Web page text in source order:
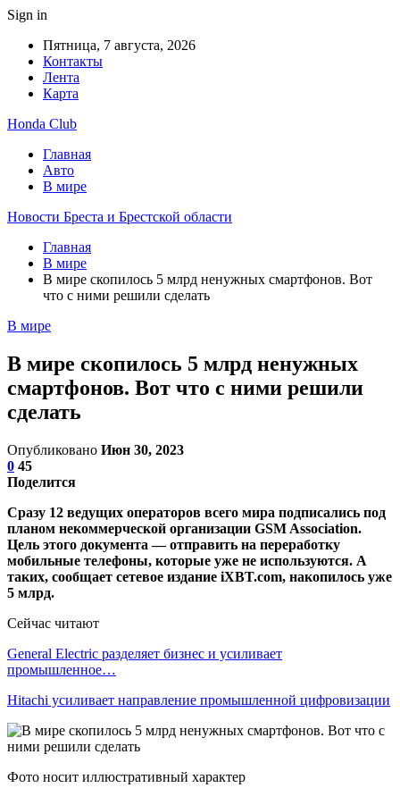
Sign in
Пятница, 7 августа, 2026
Контакты
Лента
Карта
Honda Club
Главная
Авто
В мире
Новости Бреста и Брестской области
Главная
В мире
В мире скопилось 5 млрд ненужных смартфонов. Вот
что с ними решили сделать
В мире
В мире скопилось 5 млрд ненужных
смартфонов. Вот что с ними решили
сделать
Опубликовано Июн 30, 2023
0 45
Поделится
Сразу 12 ведущих операторов всего мира подписались под
планом некоммерческой организации GSM Association.
Цель этого документа — отправить на переработку
мобильные телефоны, которые уже не используются. А
таких, сообщает сетевое издание iXBT.com, накопилось уже
5 млрд.
Сейчас читают
General Electric разделяет бизнес и усиливает
промышленное…
Hitachi усиливает направление промышленной цифровизации
Фото носит иллюстративный характер